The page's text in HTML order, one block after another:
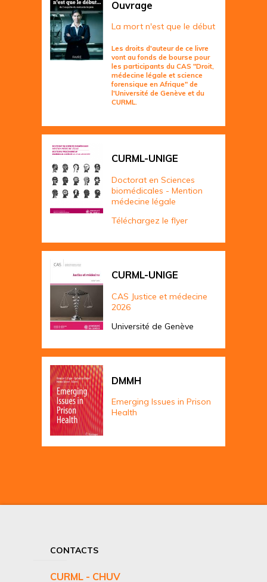
Ouvrage
La mort n'est que le début
Les droits d'auteur de ce livre
vont au fonds de bourse pour
les participants du CAS "Droit,
médecine légale et science
forensique en Afrique" de
l'Université de Genève et du
CURML.
CURML-UNIGE
Doctorat en Sciences
biomédicales - Mention
médecine légale
Téléchargez le flyer
CURML-UNIGE
CAS Justice et médecine
2026
Université de Genève
DMMH
Emerging Issues in Prison
Health
CONTACTS
CURML - CHUV